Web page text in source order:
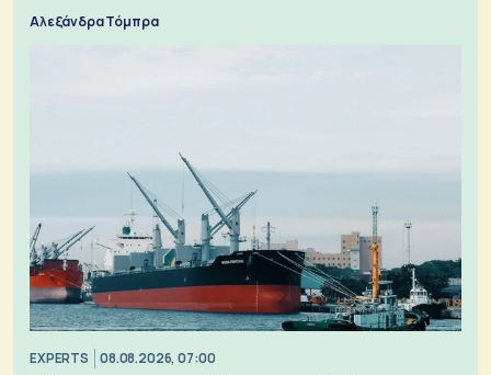
Αλεξάνδρα Τόμπρα
EXPERTS 08.08.2026, 07:00